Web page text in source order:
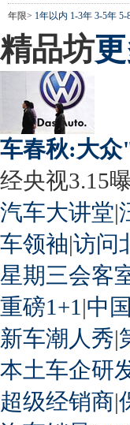
年限> 1年以内 1-3年 3-5年 5-
精品坊
车春秋:大
经央视3.15
汽车大讲堂|
车领袖|访问
星期三会客
重磅1+1 |中
新车潮人秀|
本土车企研
超级经销商|